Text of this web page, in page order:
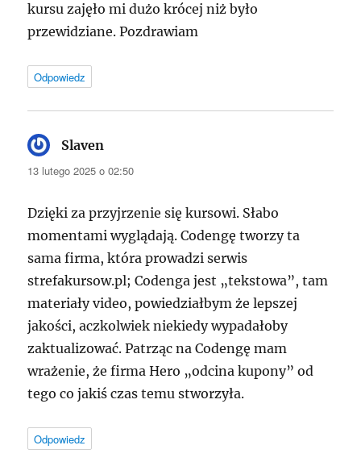
kursu zajęło mi dużo krócej niż było
przewidziane. Pozdrawiam
Odpowiedz
Slaven
13 lutego 2025 o 02:50
Dzięki za przyjrzenie się kursowi. Słabo
momentami wyglądają. Codengę tworzy ta
sama firma, która prowadzi serwis
strefakursow.pl; Codenga jest „tekstowa”, tam
materiały video, powiedziałbym że lepszej
jakości, aczkolwiek niekiedy wypadałoby
zaktualizować. Patrząc na Codengę mam
wrażenie, że firma Hero „odcina kupony” od
tego co jakiś czas temu stworzyła.
Odpowiedz